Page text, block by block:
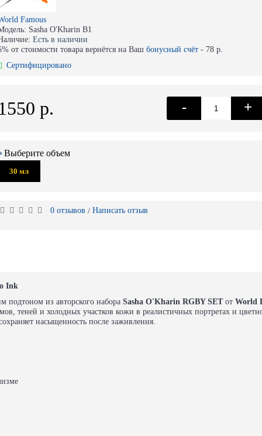
Famous
Sasha O'Kharin B1
Есть в наличии
от стоимости товара вернётся на Ваш бонусный счёт - 78 р.
Сертифицировано
р. - +
Выберите объем
30 мл
0 отзывов / Написать отзыв
Ink
из авторского набора Sasha O'Kharin RGBY SET от World
теней и холодных участков кожи в реалистичных портретах и
насыщенность после заживления.